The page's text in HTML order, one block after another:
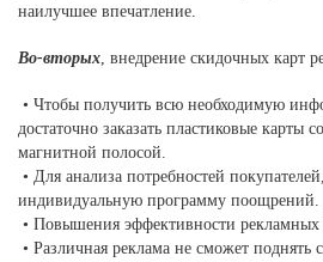
наилучшее впечатление.
Во-вторых, внедрение скидочных карт
• Чтобы получить всю необходимую
достаточно заказать пластиковые карты
магнитной полосой.
• Для анализа потребностей
индивидуальную программу поощрений.
• Повышения эффективности
• Различная реклама не сможет поднять